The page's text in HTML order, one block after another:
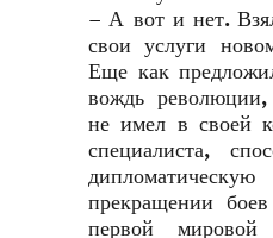
– А вот и нет.
свои услуги
Еще как
вождь
не имел в своей
специалиста,
прекращении
первой